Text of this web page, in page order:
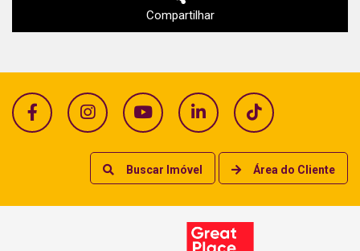
Compartilhar
Buscar Imóvel Área do Cliente